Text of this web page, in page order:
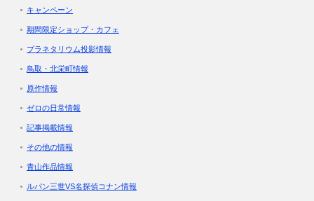
キャンペーン
期間限定ショップ・カフェ
プラネタリウム投影情報
鳥取・北栄町情報
原作情報
ゼロの日常情報
記事掲載情報
その他の情報
青山作品情報
ルパン三世VS名探偵コナン情報